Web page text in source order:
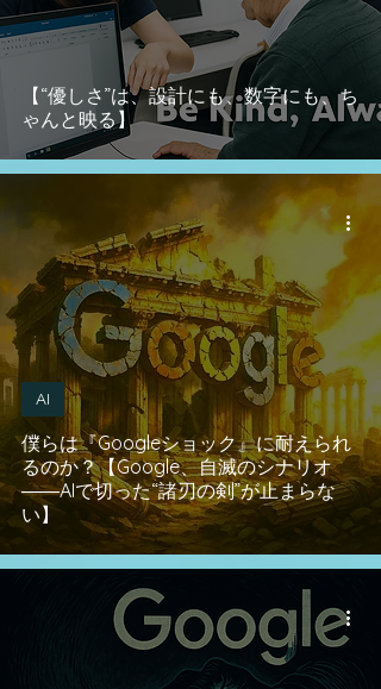
【“優しさ”は、設計にも、数字にも、ち
ゃんと映る】
僕らは『Googleショック』に耐えられ
るのか？【Google、自滅のシナリオ
――AIで切った“諸刃の剣”が止まらな
い】
AI